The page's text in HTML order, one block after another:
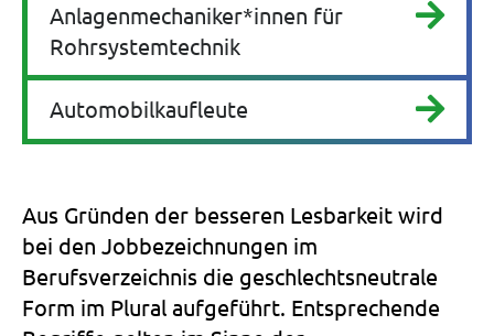
Anlagenmechaniker*innen für
Rohrsystemtechnik
Automobilkaufleute
Aus Gründen der besseren Lesbarkeit wird
bei den Jobbezeichnungen im
Berufsverzeichnis die geschlechtsneutrale
Form im Plural aufgeführt. Entsprechende